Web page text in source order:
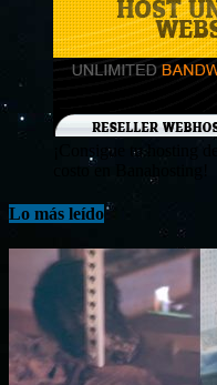
¡Consigue tu hosting
costo en Banahosting!
Lo más leído